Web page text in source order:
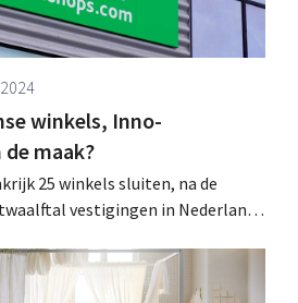
winkels, Inno-
maak?
25 winkels sluiten, na de
vestigingen in Nederland.
samenwerking met Inno. .